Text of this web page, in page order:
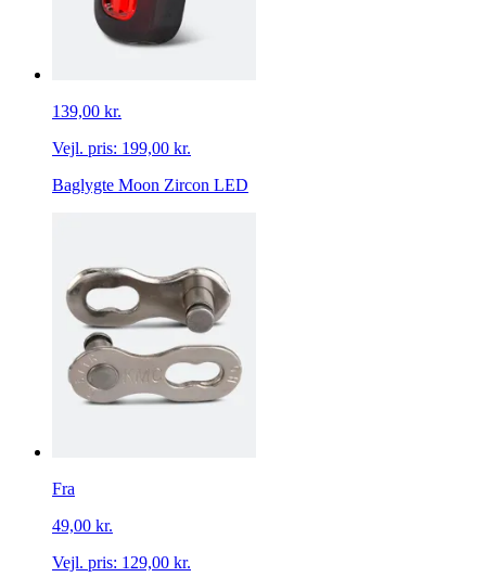
139,00 kr.
Vejl. pris: 199,00 kr.
Baglygte Moon Zircon LED
Fra
49,00 kr.
Vejl. pris: 129,00 kr.